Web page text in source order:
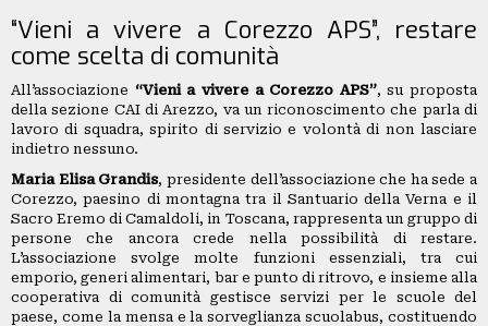
“Vieni a vivere a Corezzo APS”, restare
come scelta di comunità
All’associazione “Vieni a vivere a Corezzo APS”, su proposta
della sezione CAI di Arezzo, va un riconoscimento che parla di
lavoro di squadra, spirito di servizio e volontà di non lasciare
indietro nessuno.
Maria Elisa Grandis, presidente dell’associazione che ha sede a
Corezzo, paesino di montagna tra il Santuario della Verna e il
Sacro Eremo di Camaldoli, in Toscana, rappresenta un gruppo di
persone che ancora crede nella possibilità di restare.
L’associazione svolge molte funzioni essenziali, tra cui
emporio, generi alimentari, bar e punto di ritrovo, e insieme alla
cooperativa di comunità gestisce servizi per le scuole del
paese, come la mensa e la sorveglianza scuolabus, costituendo